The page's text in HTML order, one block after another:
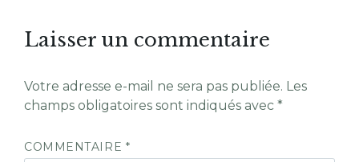
Laisser un commentaire
Votre adresse e-mail ne sera pas publiée. Les
champs obligatoires sont indiqués avec *
COMMENTAIRE *